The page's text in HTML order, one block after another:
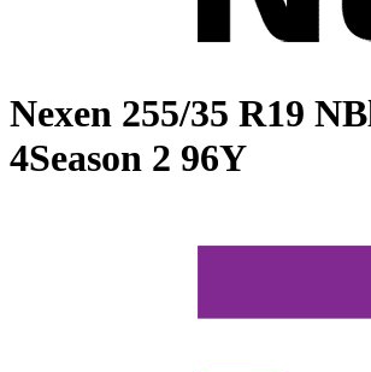
Nexen 255/35 R19
4Season 2 96Y